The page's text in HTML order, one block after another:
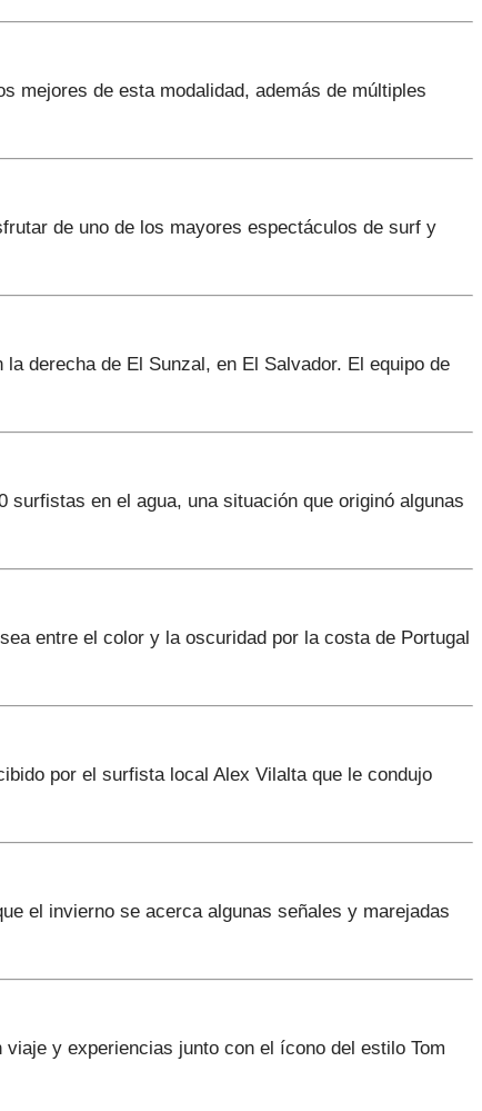
mejores de esta modalidad, además de múltiples
de uno de los mayores espectáculos de surf y
derecha de El Sunzal, en El Salvador. El equipo de
en el agua, una situación que originó algunas
entre el color y la oscuridad por la costa de Portugal
por el surfista local Alex Vilalta que le condujo
el invierno se acerca algunas señales y marejadas
y experiencias junto con el ícono del estilo Tom